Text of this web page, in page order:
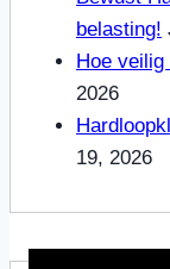
belasting!
Hoe
2026
19, 2026